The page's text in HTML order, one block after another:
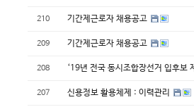
210 기간제근로자 채용공고
209 기간제근로자 채용공고
208 ‘19년 전국 동시조합장선거 입후보
207 신용정보 활용체제 : 이력관리